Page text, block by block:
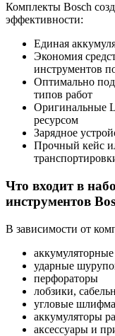
Комплекты Bosch
эффективности:
Единая
Экономия
инструментов
Оптимально
типов работ
Оригинальные
ресурсом
Зарядное
Прочный кейс
Что входит в
инструментов
В зависимости от
ударные
перфораторы
лобзики,
угловые
аккумуляторы
аксессуары и